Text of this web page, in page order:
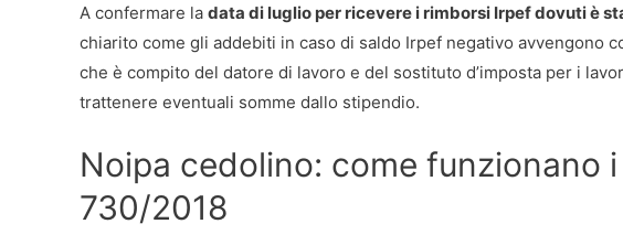
A confermare la data di luglio per ricevere i rimborsi Irpef dovuti è
chiarito come gli addebiti in caso di saldo Irpef negativo avvengono
che è compito del datore di lavoro e del sostituto d’imposta per i
trattenere eventuali somme dallo stipendio.
Noipa cedolino: come funzionano
730/2018